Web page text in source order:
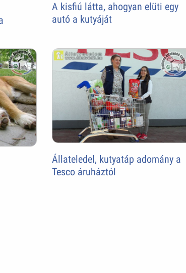
A kisfiú látta, ahogyan elüti egy
autó a kutyáját
Állateledel, kutyatáp adomány a
Tesco áruháztól